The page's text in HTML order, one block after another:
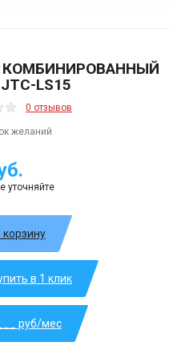
LS15
0 отзывов
уточняйте
корзину
в 1 клик
руб/мес